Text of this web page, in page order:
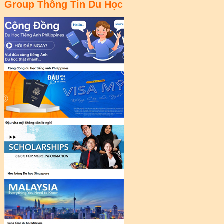
Group Thông Tin Du Học